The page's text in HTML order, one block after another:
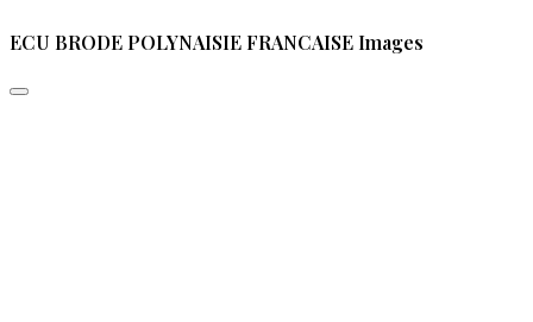
ECU BRODE POLYNAISIE FRANCAISE Images